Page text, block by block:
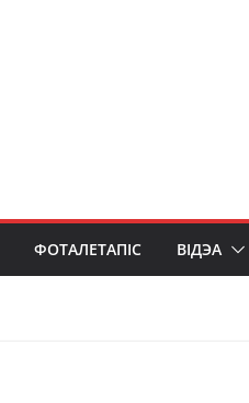
ФОТАЛЕТАПІС ВІДЭА